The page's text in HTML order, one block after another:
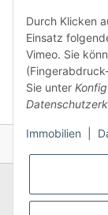
Durch Klicken
Einsatz
Vimeo. Sie
Sie unter
Immobilien